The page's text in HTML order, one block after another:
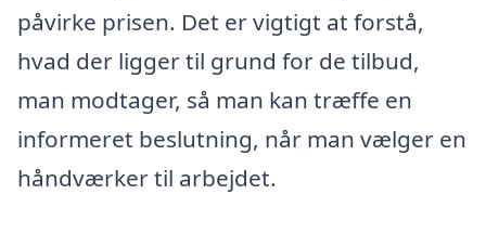
påvirke prisen. Det er vigtigt at forstå,
hvad der ligger til grund for de tilbud,
man modtager, så man kan træffe en
informeret beslutning, når man vælger en
håndværker til arbejdet.